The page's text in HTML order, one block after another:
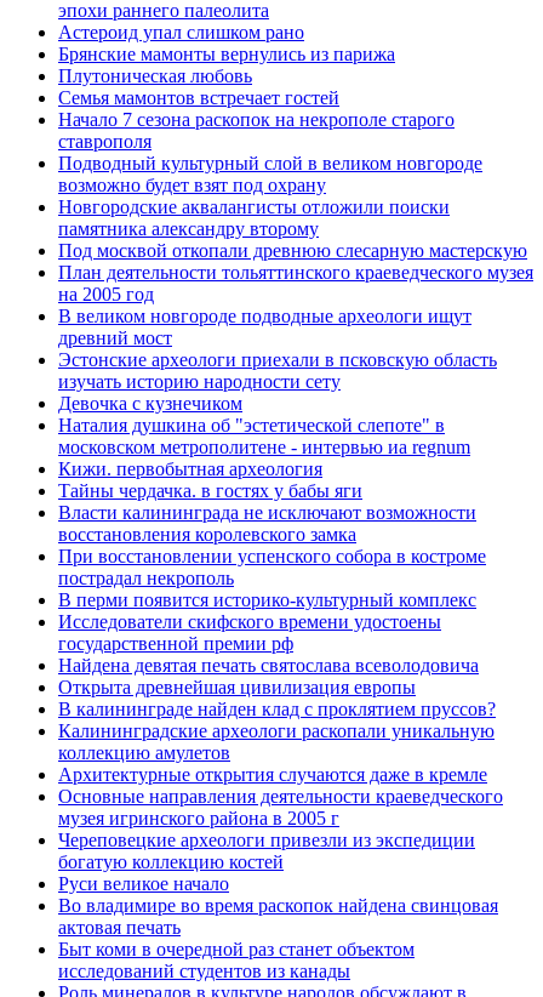
эпохи раннего палеолита
Астероид упал слишком рано
Брянские мамонты вернулись из парижа
Плутоническая любовь
Семья мамонтов встречает гостей
Начало 7 сезона раскопок на некрополе старого
ставрополя
Подводный культурный слой в великом новгороде
возможно будет взят под охрану
Новгородские аквалангисты отложили поиски
памятника александру второму
Под москвой откопали древнюю слесарную мастерскую
План деятельности тольяттинского краеведческого музея
на 2005 год
В великом новгороде подводные археологи ищут
древний мост
Эстонские археологи приехали в псковскую область
изучать историю народности сету
Девочка с кузнечиком
Наталия душкина об "эстетической слепоте" в
московском метрополитене - интервью иа regnum
Кижи. первобытная археология
Тайны чердачка. в гостях у бабы яги
Власти калининграда не исключают возможности
восстановления королевского замка
При восстановлении успенского собора в костроме
пострадал некрополь
В перми появится историко-культурный комплекс
Исследователи скифского времени удостоены
государственной премии рф
Найдена девятая печать святослава всеволодовича
Открыта древнейшая цивилизация европы
В калининграде найден клад с проклятием пруссов?
Калининградские археологи раскопали уникальную
коллекцию амулетов
Архитектурные открытия случаются даже в кремле
Основные направления деятельности краеведческого
музея игринского района в 2005 г
Череповецкие археологи привезли из экспедиции
богатую коллекцию костей
Руси великое начало
Во владимире во время раскопок найдена свинцовая
актовая печать
Быт коми в очередной раз станет объектом
исследований студентов из канады
Роль минералов в культуре народов обсуждают в